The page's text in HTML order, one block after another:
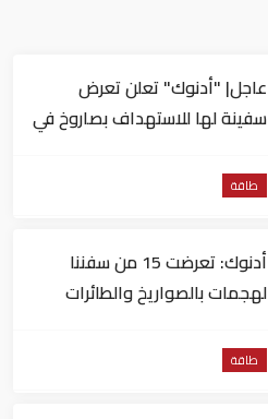
عاجل| "أدنوك" تعلن تعرض
سفينة لها للاستهداف بصاروخ في
طاقة
أدنوك: تعرضت 15 من سفننا
لهجمات بالصواريخ والطائرات
طاقة